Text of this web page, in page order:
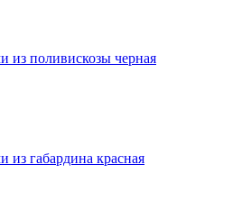
из поливискозы черная
из габардина красная